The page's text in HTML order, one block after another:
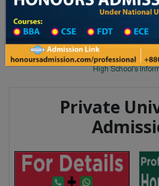
Toggle navigation
Updates
২০২৫-২৬ শিক্ষাবর্ষের ১ম বর্ষের ভর্তি আবেদন
High School in Naogaon Wise
High School's
Private